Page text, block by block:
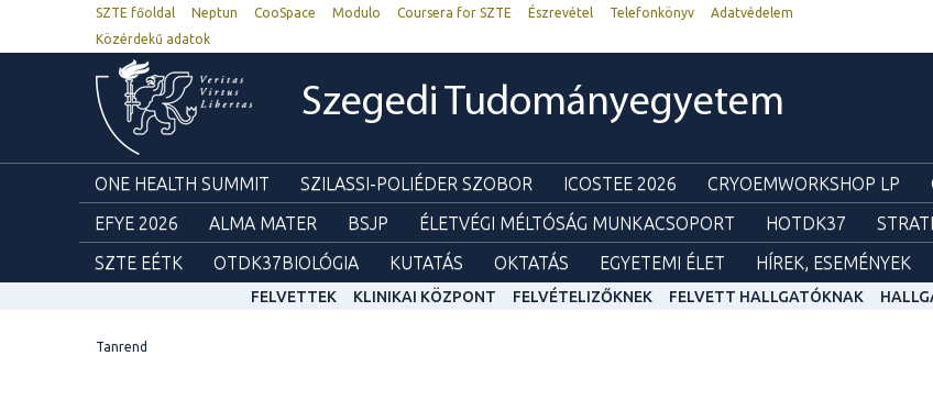
SZTE főoldal Neptun CooSpace Modulo Coursera for SZTE Észrevétel Telefonkönyv
Adatvédelem
Közérdekű adatok
Szegedi Tudományegyetem
ONE HEALTH SUMMIT SZILASSI-POLIÉDER SZOBOR ICOSTEE 2026 CRYOEMWORKSHOP LP
EFYE 2026
ALMA MATER BSJP ÉLETVÉGI MÉLTÓSÁG MUNKACSOPORT HOTDK37
SZTE EÉTK
OTDK37BIOLÓGIA KUTATÁS OKTATÁS EGYETEMI ÉLET HÍREK, ESEMÉNYEK
FELVETTEK KLINIKAI KÖZPONT FELVÉTELIZŐKNEK FELVETT HALLGATÓKNAK
Tanrend